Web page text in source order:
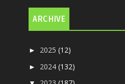
ARCHIVE
► 2025(12)
► 2024(132)